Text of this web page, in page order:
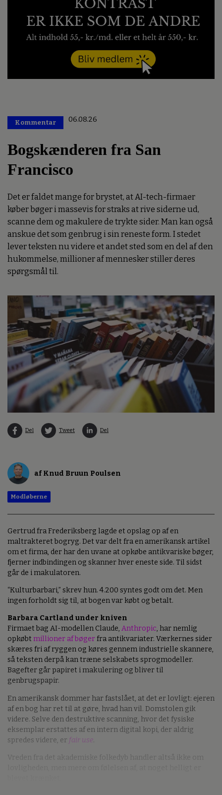
Kommentar 06.08.26
Bogskænderen fra San
Francisco
Det er faldet mange for brystet, at AI-tech-firmaer
køber bøger i massevis for straks at rive siderne ud,
scanne dem og makulere de trykte sider. Man kan også
anskue det som genbrug i sin reneste form. I stedet
lever teksten nu videre et andet sted som en del af den
hukommelse, millioner af mennesker stiller deres
spørgsmål til.
Del Tweet Del
af Knud Bruun Poulsen
Modløberne
Gertrud fra Frederiksberg lagde et opslag op af en
maltrakteret bogryg. Det var delt fra en amerikansk artikel
om et firma, der har den uvane at opkøbe antikvariske bøger,
fjerner indbindingen og skanner hver eneste side. Til sidst
går de i makulatoren.
“Kulturbarbari,” skrev hun. 4.200 syntes godt om det. Men
ingen forholdt sig til, at bogen var købt og betalt.
Barbara Cartland under kniven
Firmaet bag AI-modellen Claude, Anthropic, har nemlig
opkøbt millioner af bøgerfra antikvariater. Værkernes sider
skæres fri af ryggen og køres gennem industrielle skannere,
så teksten derpå kan træne selskabets sprogmodeller.
Bagefter går papiret i makulering og bliver til
genbrugspapir.
En amerikansk dommer har fastslået, at det er lovligt: ejeren
af en bog har ret til at gøre, hvad han vil. Domstolen gik
videre. Selve den destruktive scanning, hvor det fysiske
eksemplar erstattes af en intern digital kopi, der aldrig
spredes videre, er fair use.
Vreden fra det akademiske folkedyb handler altså ikke om